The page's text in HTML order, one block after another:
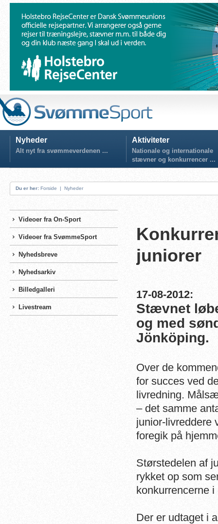
Nyheder
Alt nyt fra svømmeverdenen ...
Aktiviteter
Nationale og internationale
stævner og konkurrencer ...
Du er her: Forside | Nyheder
Videoer fra On-Sport
Videoer fra SvømmeSport
Nyhedsbreve
Nyhedsarkiv
Billedgalleri
Livestream
juniorer
17-08-2012:
Stævnet
og med
Jönköping.
Over de
for succes ved
livredning.
– det samme
junior-livreddere
foregik på
Størstedelen af
rykket op som
konkurrencerne
Der er udtaget i